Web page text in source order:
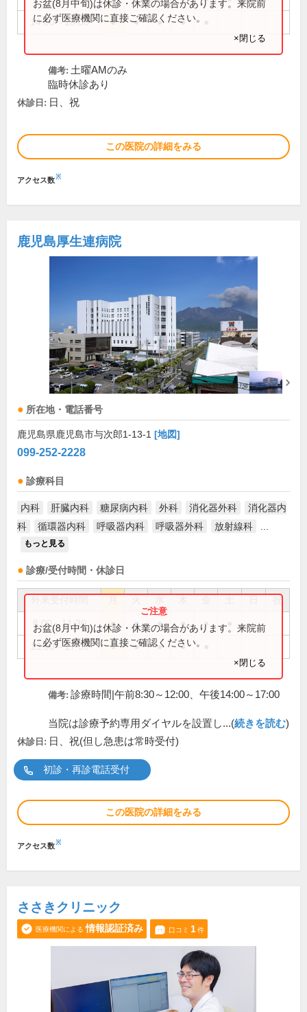
14:00～18:00 ● ● ● ●
お盆(8月中旬)は休診・休業の場合があります。来院前
に必ず医療機関に直接ご確認ください。
×閉じる
備考: 土曜AMのみ
臨時休診あり
休診日: 日、祝
この医院の詳細をみる
アクセス数※
鹿児島厚生連病院
所在地・電話番号
鹿児島県鹿児島市与次郎1-13-1 [地図]
099-252-2228
診療科目
内科 肝臓内科 糖尿病内科 外科 消化器外科
消化器内
科
循環器内科 呼吸器内科 呼吸器外科 放射線科
もっと見る
診療/受付時間・休診日
祝
8:00～11:30 ● ● ● ● ●
13:00～17:00 ● ● ● ●
お盆(8月中旬)は休診・休業の場合があります。来院前
に必ず医療機関に直接ご確認ください。
×閉じる
備考: 診療時間|午前8:30～12:00、午後14:00～17:00
当院は診療予約専用ダイヤルを設置し...(続きを読む)
休診日: 日、祝(但し急患は常時受付)
初診・再診電話受付
この医院の詳細をみる
アクセス数※
ささきクリニック
医療機関による 情報認証済み 口コミ 1件